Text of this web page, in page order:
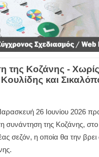
της Κοζάνης - Χωρίς
και
26 Ιουνίου 2026
συνάντηση της Κοζάνης,
σεζόν, η οποία θα την